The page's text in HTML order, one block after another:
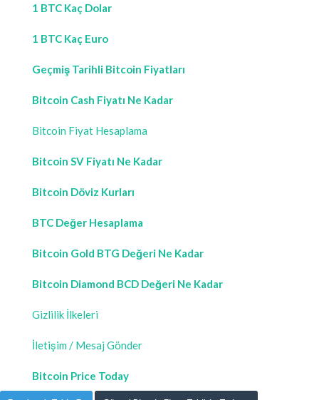
1 BTC Kaç Dolar
1 BTC Kaç Euro
Geçmiş Tarihli Bitcoin Fiyatları
Bitcoin Cash Fiyatı Ne Kadar
Bitcoin Fiyat Hesaplama
Bitcoin SV Fiyatı Ne Kadar
Bitcoin Döviz Kurları
BTC Değer Hesaplama
Bitcoin Gold BTG Değeri Ne Kadar
Bitcoin Diamond BCD Değeri Ne Kadar
Gizlilik İlkeleri
İletişim / Mesaj Gönder
Bitcoin Price Today